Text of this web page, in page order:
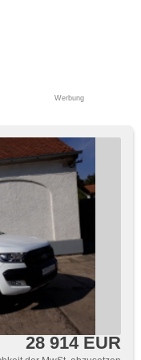
beheizte
boční
zadní skla, zadní
El. Anlasser,
hotspot
Werbung
28 914 EUR